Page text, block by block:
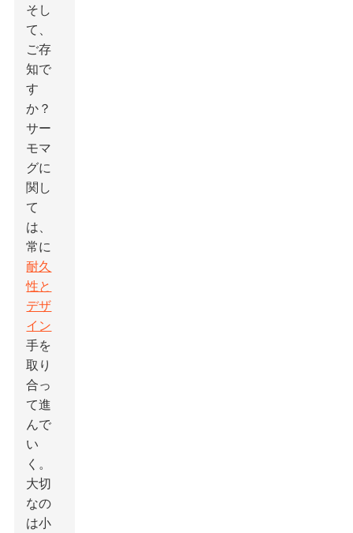
そし
て、
ご存
知で
す
か？
サー
モマ
グに
関し
て
は、
常に
耐久
性と
デザ
イン
手を
取り
合っ
て進
んで
い
く。
大切
なの
は小